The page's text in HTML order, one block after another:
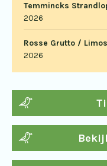
Temmincks
2026
Rosse Grutto /
2026